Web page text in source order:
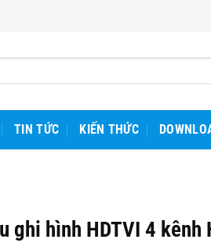
TIN TỨC KIẾN THỨC
ghi hình HDTVI 4 kênh